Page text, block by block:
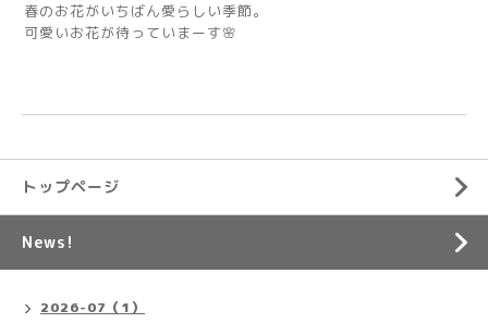
春のお花がいちばん愛らしい季節。
可愛いお花が待っていまーす🌸
トップページ
News!
2026-07（1）